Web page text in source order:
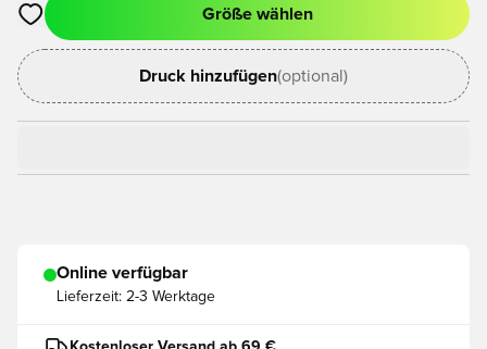
Öffnet ein neues Fenster zum Anmelden oder Registrieren
Größe wählen
Druck hinzufügen(optional)
Online verfügbar
Lieferzeit: 2-3 Werktage